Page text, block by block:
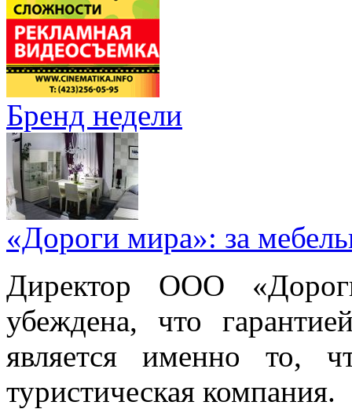
Бренд недели
«Дороги мира»: за
Директор ООО
убеждена, что
является именно то,
туристическая компания.